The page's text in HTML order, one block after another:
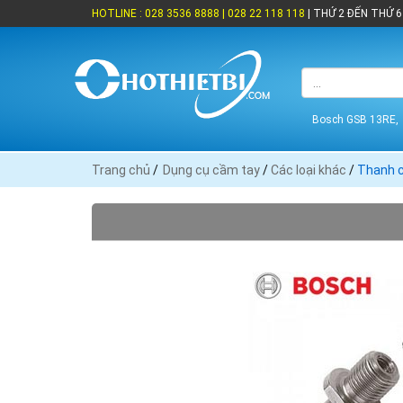
HOTLINE : 028 3536 8888 | 028 22 118 118 | THỨ 2 ĐẾN THỨ
Bosch GSB 13RE,
Trang chủ / Dụng cụ cầm tay/Các loại khác / Thanh
Asak (3)
Ega
INGCO (90)
Kingtony